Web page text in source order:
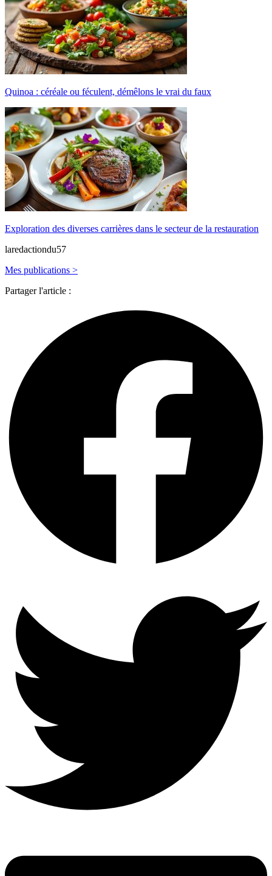
Quinoa : céréale ou féculent, démêlons le vrai du faux
Exploration des diverses carrières dans le secteur de la restauration
laredactiondu57
Mes publications >
Partager l'article :